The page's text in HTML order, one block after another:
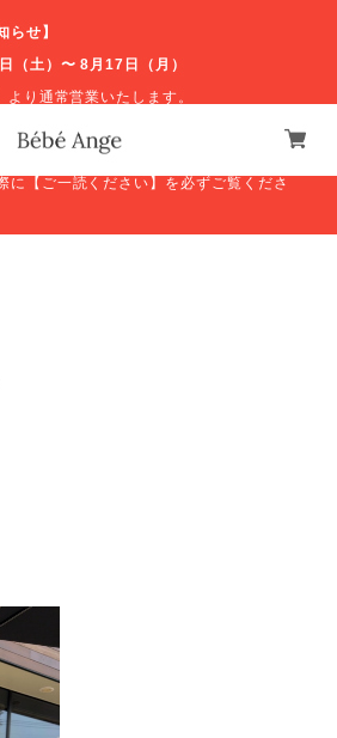
らせ】
（土）〜 8月17日（月）
り通常営業いたします。
い合わせやオンラインショップの発送等
営業再開後に順次対応いたします。ご不
に【ご一読ください】を必ずご覧くださ